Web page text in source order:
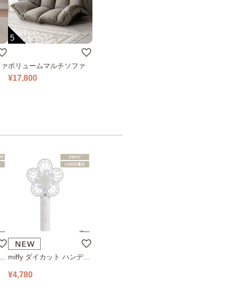
5
ボリュームマルチソファ
¥17,800
miffy ダイカット ハンディ
ホワイト
¥4,780